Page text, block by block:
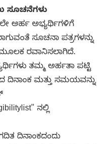
ಸೂಚನೆಗಳು
ಅರ್ಹ ಅಭ್ಯರ್ಥಿಗಳಿಗೆ
ಸೂಚನಾ ಪತ್ರಗಳನ್ನು
ಮೂಲಕ ರವಾನಿಸಲಾಗಿದೆ.
ತಮ್ಮ ಅರ್ಹತಾ ಪಟ್ಟಿ
ದಿನಾಂಕ ಮತ್ತು ಸಮಯವನ್ನು
ನಲ್ಲಿ
ದಿನಾಂಕದಂದು